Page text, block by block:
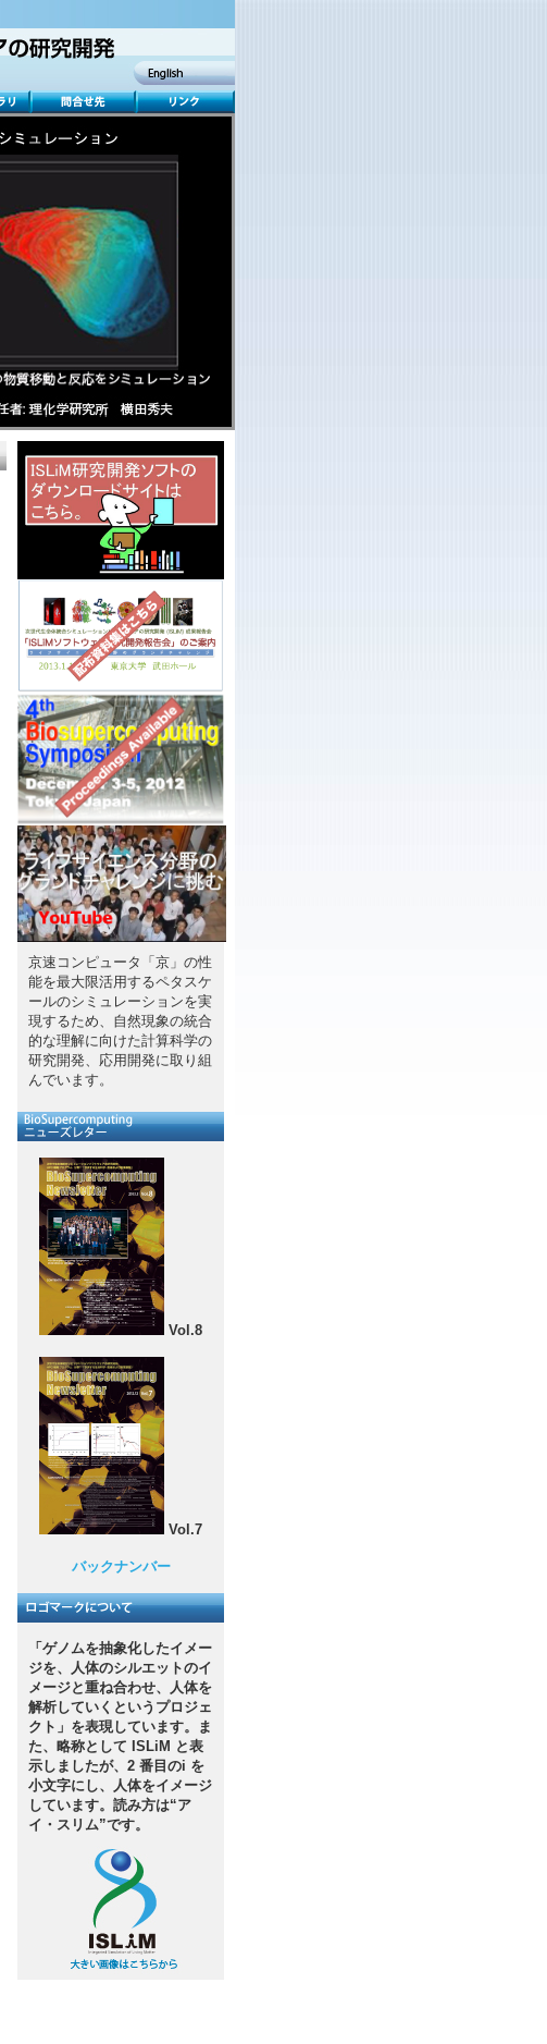
京速コンピュータ「京」の性
能を最大限活用するペタスケ
ールのシミュレーションを実
現するため、自然現象の統合
的な理解に向けた計算科学の
研究開発、応用開発に取り組
んでいます。
Vol.8
Vol.7
バックナンバー
「ゲノムを抽象化したイメー
ジを、人体のシルエットのイ
メージと重ね合わせ、人体を
解析していくというプロジェ
クト」を表現しています。ま
た、略称として ISLiM と表
示しましたが、2 番目のi を
小文字にし、人体をイメージ
しています。読み方は“ア
イ・スリム”です。